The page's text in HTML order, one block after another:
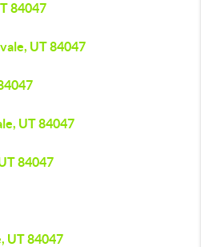
84047
UT 84047
UT 84047
84047
UT 84047